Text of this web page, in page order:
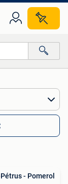
- Pomerol